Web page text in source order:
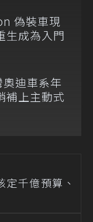
偽裝車現
生成為入門
迪車系年
補上主動式
千億預算、